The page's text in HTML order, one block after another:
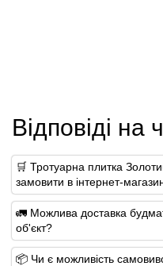
Відповіді на
🛒 Тротуарна плитка
замовити в інтернет-
🚛 Можлива доставка
об'єкт?
📦 Чи є можливість